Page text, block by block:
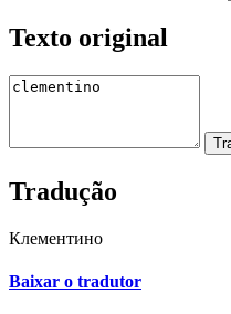
Texto original
Tradução
Клементино
Baixar o tradutor